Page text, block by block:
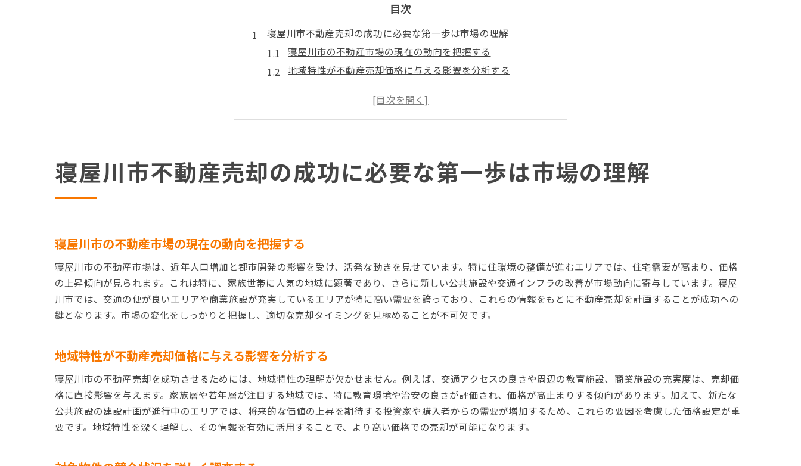
目次
寝屋川市不動産売却の成功に必要な第一歩は市場の理解
寝屋川市の不動産市場の現在の動向を把握する
地域特性が不動産売却価格に与える影響を分析する
寝屋川市における不動産売買の過去のトレンドを確認する
不動産売却を成功に導く寝屋川市の地域特性の活用法
地域の魅力を最大限に伝える情報発信を行う
地域コミュニティの活性化が不動産価格に及ぼす効果
寝屋川市の地域性を反映した効果的なプレゼンテーション法
寝屋川市不動産市場の動向から学ぶ売却のコツ
過去の売却実績をもとにした成功パターンの探求
競合物件との差別化ポイントの強化
価格設定の参考としての市場データの活用
寝屋川市特有の動向を考慮したカスタマイズ戦略
最新の不動産市場データを基にした戦略見直し
寝屋川市での不動産売却成功事例から得る具体的なアドバイス
寝屋川市不動産売却の成功に必要な第一歩は市場の理解
寝屋川市の不動産市場の現在の動向を把握する
寝屋川市の不動産市場は、近年人口増加と都市開発の影響を受け、活発な動きを見せています。特に住環境の整備が進むエリアでは、住宅需要が高まり、価格
の上昇傾向が見られます。これは特に、家族世帯に人気の地域に顕著であり、さらに新しい公共施設や交通インフラの改善が市場動向に寄与しています。寝屋
川市では、交通の便が良いエリアや商業施設が充実しているエリアが特に高い需要を誇っており、これらの情報をもとに不動産売却を計画することが成功への
鍵となります。市場の変化をしっかりと把握し、適切な売却タイミングを見極めることが不可欠です。
地域特性が不動産売却価格に与える影響を分析する
寝屋川市の不動産売却を成功させるためには、地域特性の理解が欠かせません。例えば、交通アクセスの良さや周辺の教育施設、商業施設の充実度は、売却価
格に直接影響を与えます。家族層や若年層が注目する地域では、特に教育環境や治安の良さが評価され、価格が高止まりする傾向があります。加えて、新たな
公共施設の建設計画が進行中のエリアでは、将来的な価値の上昇を期待する投資家や購入者からの需要が増加するため、これらの要因を考慮した価格設定が重
要です。地域特性を深く理解し、その情報を有効に活用することで、より高い価格での売却が可能になります。